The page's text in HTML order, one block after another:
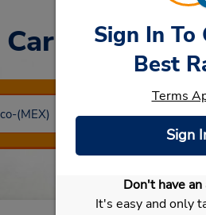
Car Rental
Selecionar
Sign In To
Best
Terms
Sign
Don't have an
It's easy and only